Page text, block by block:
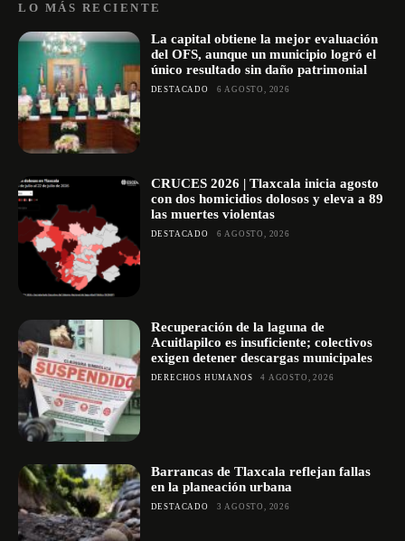
LO MÁS RECIENTE
La capital obtiene la mejor evaluación
del OFS, aunque un municipio logró el
único resultado sin daño patrimonial
DESTACADO 6 AGOSTO, 2026
CRUCES 2026 | Tlaxcala inicia agosto
con dos homicidios dolosos y eleva a 89
las muertes violentas
DESTACADO 6 AGOSTO, 2026
Recuperación de la laguna de
Acuitlapilco es insuficiente; colectivos
exigen detener descargas municipales
DERECHOS HUMANOS 4 AGOSTO, 2026
Barrancas de Tlaxcala reflejan fallas
en la planeación urbana
DESTACADO 3 AGOSTO, 2026